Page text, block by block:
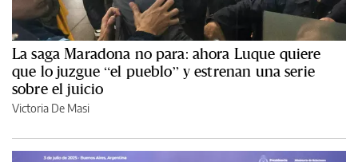
La saga Maradona no para: ahora Luque quiere
que lo juzgue “el pueblo” y estrenan una serie
sobre el juicio
Victoria De Masi